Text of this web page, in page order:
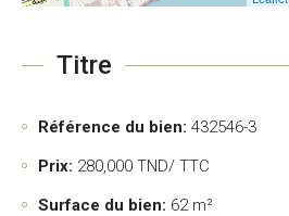
Titre
Référence du bien: 432546-3
Prix: 280,000 TND/ TTC
Surface du bien: 62 m²